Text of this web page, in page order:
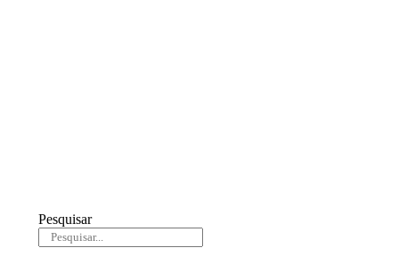
Pesquisar